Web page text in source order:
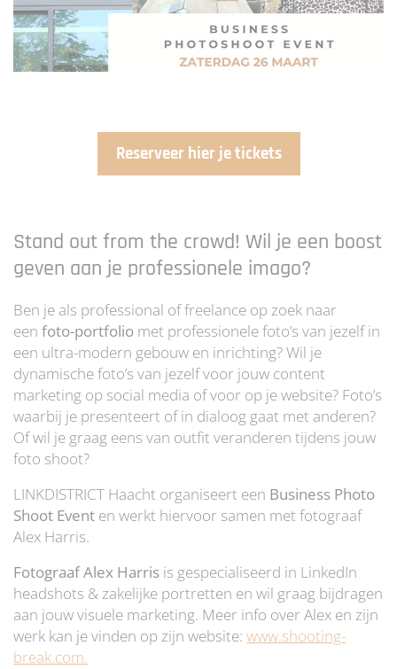
Reserveer hier je tickets
Stand out from the crowd! Wil je een boost
geven aan je professionele imago?
Ben je als professional of freelance op zoek naar
een foto-portfolio met professionele foto’s van jezelf in
een ultra-modern gebouw en inrichting? Wil je
dynamische foto’s van jezelf voor jouw content
marketing op social media of voor op je website? Foto’s
waarbij je presenteert of in dialoog gaat met anderen?
Of wil je graag eens van outfit veranderen tijdens jouw
foto shoot?
LINKDISTRICT Haacht organiseert een Business Photo
Shoot Event en werkt hiervoor samen met fotograaf
Alex Harris.
Fotograaf Alex Harris is gespecialiseerd in LinkedIn
headshots & zakelijke portretten en wil graag bijdragen
aan jouw visuele marketing. Meer info over Alex en zijn
werk kan je vinden op zijn website: www.shooting-
break.com.